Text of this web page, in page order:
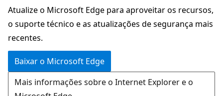
principal
Atualize o Microsoft Edge para aproveitar os recursos,
o suporte técnico e as atualizações de segurança mais
recentes.
Baixar o Microsoft Edge
Mais informações sobre o Internet Explorer e o